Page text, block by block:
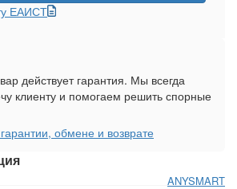
ANYSMART
ЕАИСТ
действует гарантия. Мы всегда
клиенту и помогаем решить спорные
обмене и возврате